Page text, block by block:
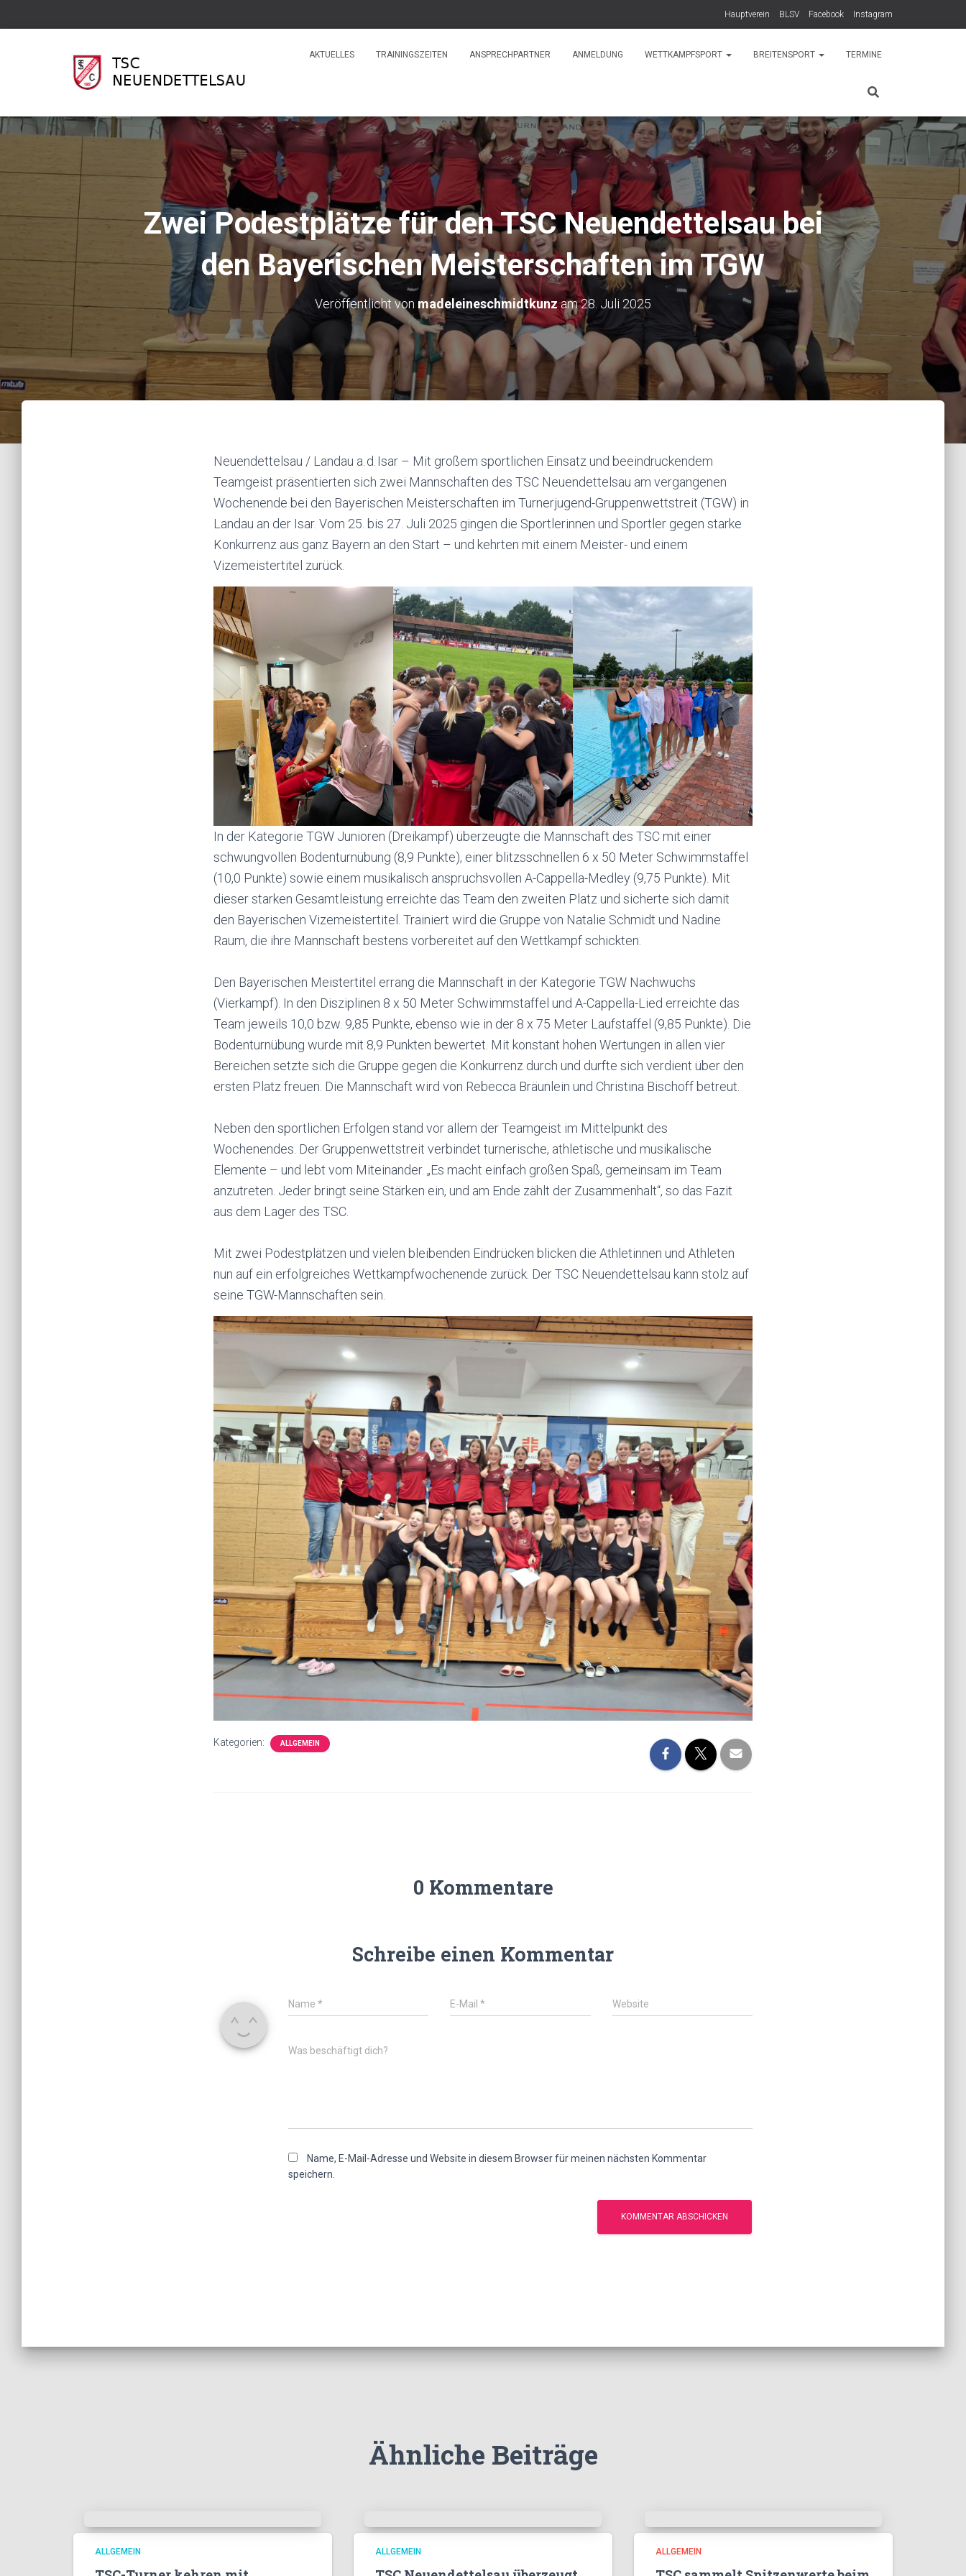
Hauptverein BLSV Facebook Instagram
AKTUELLES TRAININGSZEITEN ANSPRECHPARTNER ANMELDUNG WETTKAMPFSPORT BREITENSPORT TERMINE
Zwei Podestplätze für den TSC Neuendettelsau bei
den Bayerischen Meisterschaften im TGW
Veröffentlicht von madeleineschmidtkunzam28. Juli 2025
Neuendettelsau / Landau a. d. Isar – Mit großem sportlichen Einsatz und beeindruckendem
Teamgeist präsentierten sich zwei Mannschaften des TSC Neuendettelsau am vergangenen
Wochenende bei den Bayerischen Meisterschaften im Turnerjugend-Gruppenwettstreit (TGW) in
Landau an der Isar. Vom 25. bis 27. Juli 2025 gingen die Sportlerinnen und Sportler gegen starke
Konkurrenz aus ganz Bayern an den Start – und kehrten mit einem Meister- und einem
Vizemeistertitel zurück.
In der Kategorie TGW Junioren (Dreikampf) überzeugte die Mannschaft des TSC mit einer
schwungvollen Bodenturnübung (8,9 Punkte), einer blitzsschnellen 6 x 50 Meter Schwimmstaffel
(10,0 Punkte) sowie einem musikalisch anspruchsvollen A-Cappella-Medley (9,75 Punkte). Mit
dieser starken Gesamtleistung erreichte das Team den zweiten Platz und sicherte sich damit
den Bayerischen Vizemeistertitel. Trainiert wird die Gruppe von Natalie Schmidt und Nadine
Raum, die ihre Mannschaft bestens vorbereitet auf den Wettkampf schickten.
Den Bayerischen Meistertitel errang die Mannschaft in der Kategorie TGW Nachwuchs
(Vierkampf). In den Disziplinen 8 x 50 Meter Schwimmstaffel und A-Cappella-Lied erreichte das
Team jeweils 10,0 bzw. 9,85 Punkte, ebenso wie in der 8 x 75 Meter Laufstaffel (9,85 Punkte). Die
Bodenturnübung wurde mit 8,9 Punkten bewertet. Mit konstant hohen Wertungen in allen vier
Bereichen setzte sich die Gruppe gegen die Konkurrenz durch und durfte sich verdient über den
ersten Platz freuen. Die Mannschaft wird von Rebecca Bräunlein und Christina Bischoff betreut.
Neben den sportlichen Erfolgen stand vor allem der Teamgeist im Mittelpunkt des
Wochenendes. Der Gruppenwettstreit verbindet turnerische, athletische und musikalische
Elemente – und lebt vom Miteinander. „Es macht einfach großen Spaß, gemeinsam im Team
anzutreten. Jeder bringt seine Stärken ein, und am Ende zählt der Zusammenhalt“, so das Fazit
aus dem Lager des TSC.
Mit zwei Podestplätzen und vielen bleibenden Eindrücken blicken die Athletinnen und Athleten
nun auf ein erfolgreiches Wettkampfwochenende zurück. Der TSC Neuendettelsau kann stolz auf
seine TGW-Mannschaften sein.
Kategorien: ALLGEMEIN
0 Kommentare
Schreibe einen Kommentar
Name * E-Mail* Website
Was beschäftigt dich?
Name, E-Mail-Adresse und Website in diesem Browser für meinen nächsten Kommentar
speichern.
Ähnliche Beiträge
ALLGEMEIN ALLGEMEIN ALLGEMEIN